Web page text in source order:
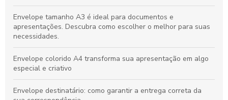
Envelope tamanho A3 é ideal para documentos e
apresentações. Descubra como escolher o melhor para suas
necessidades.
Envelope colorido A4 transforma sua apresentação em algo
especial e criativo
Envelope destinatário: como garantir a entrega correta da